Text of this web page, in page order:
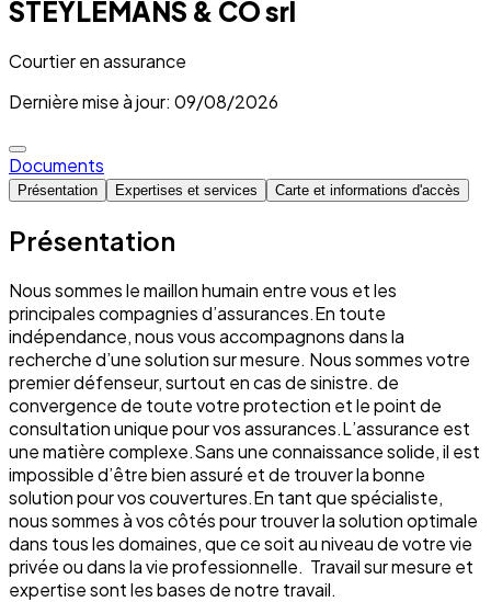
STEYLEMANS & CO srl
Courtier en assurance
Dernière mise à jour: 09/08/2026
Documents
Présentation Expertises et services Carte et informations d'accès
Présentation
Nous sommes le maillon humain entre vous et les
principales compagnies d’assurances.En toute
indépendance, nous vous accompagnons dans la
recherche d’une solution sur mesure. Nous sommes votre
premier défenseur, surtout en cas de sinistre. de
convergence de toute votre protection et le point de
consultation unique pour vos assurances.L’assurance est
une matière complexe.Sans une connaissance solide, il est
impossible d’être bien assuré et de trouver la bonne
solution pour vos couvertures.En tant que spécialiste,
nous sommes à vos côtés pour trouver la solution optimale
dans tous les domaines, que ce soit au niveau de votre vie
privée ou dans la vie professionnelle. Travail sur mesure et
expertise sont les bases de notre travail.